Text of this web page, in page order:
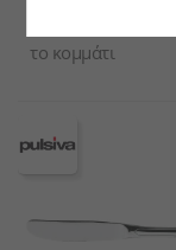
το κομμάτι